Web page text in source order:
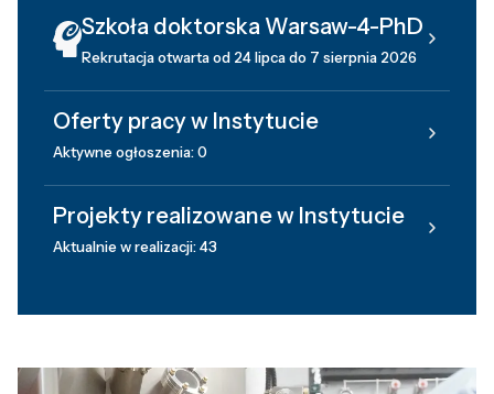
Szkoła doktorska Warsaw-4-PhD
Rekrutacja otwarta od 24 lipca do 7 sierpnia 2026
Oferty pracy w Instytucie
Aktywne ogłoszenia: 0
Projekty realizowane w Instytucie
Aktualnie w realizacji: 43